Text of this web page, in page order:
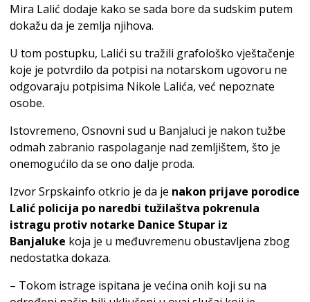
Mira Lalić dodaje kako se sada bore da sudskim putem
dokažu da je zemlja njihova.
U tom postupku, Lalići su tražili grafološko vještačenje
koje je potvrdilo da potpisi na notarskom ugovoru ne
odgovaraju potpisima Nikole Lalića, već nepoznate
osobe.
Istovremeno, Osnovni sud u Banjaluci je nakon tužbe
odmah zabranio raspolaganje nad zemljištem, što je
onemogućilo da se ono dalje proda.
Izvor Srpskainfo otkrio je da je nakon prijave porodice
Lalić policija po naredbi tužilaštva pokrenula
istragu protiv notarke Danice Stupar iz
Banjaluke koja je u međuvremenu obustavljena zbog
nedostatka dokaza.
– Tokom istrage ispitana je većina onih koji su na